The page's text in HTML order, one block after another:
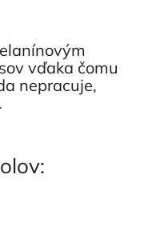
vďaka čomu
nepracuje,